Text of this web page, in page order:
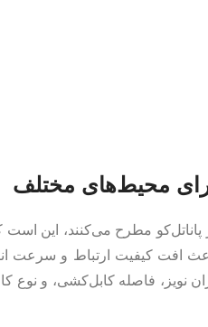
محیط‌های مختلف
پاناتل‌کو مطرح می‌کنند، این
افت کیفیت ارتباط و سرعت
نویز، فاصله کابل‌کشی، و